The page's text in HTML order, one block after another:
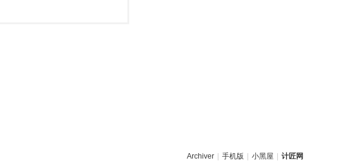
Archiver 手机版 小黑屋 计匠网